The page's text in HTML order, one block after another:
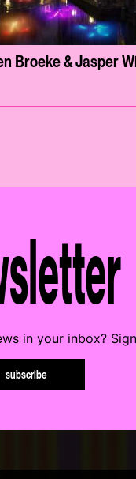
Broeke & Jasper
in your inbox?
subscribe